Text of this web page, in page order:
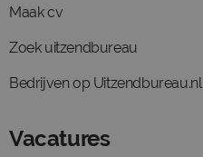
Maak cv
Zoek uitzendbureau
Bedrijven op Uitzendbureau.nl
Vacatures